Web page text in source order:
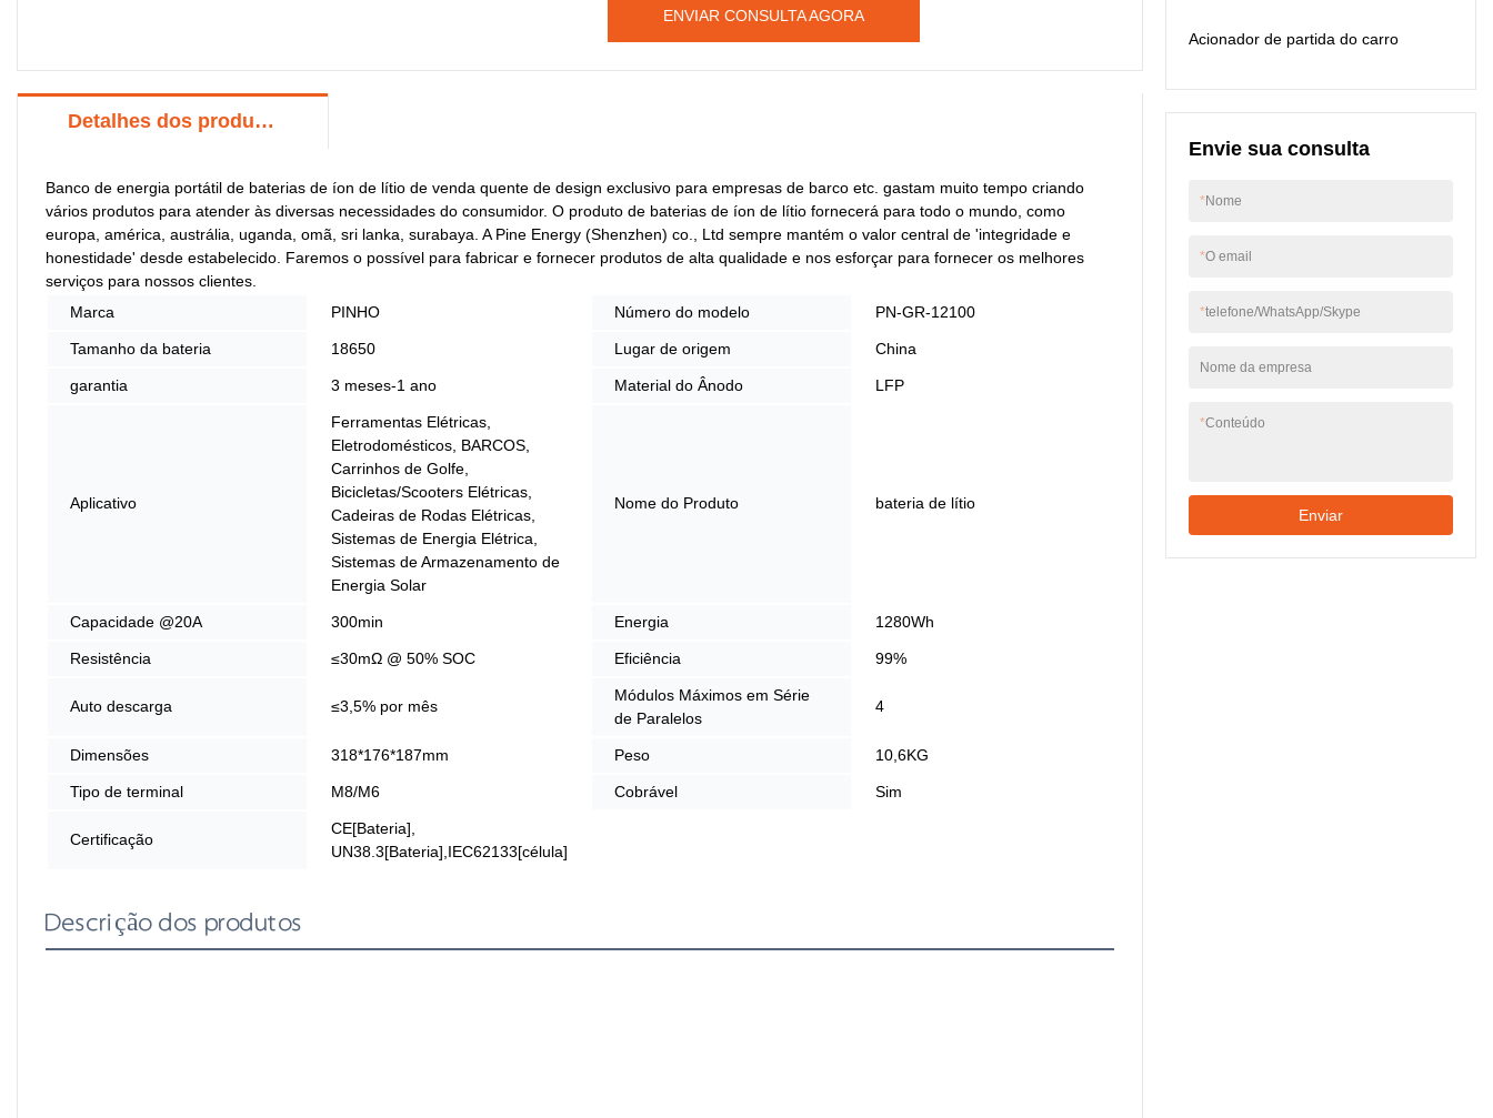
ENVIAR CONSULTA AGORA
Detalhes dos produtos
Banco de energia portátil de baterias de íon de lítio de venda quente de design exclusivo para empresas de barco etc. gastam muito tempo criando
vários produtos para atender às diversas necessidades do consumidor. O produto de baterias de íon de lítio fornecerá para todo o mundo, como
europa, américa, austrália, uganda, omã, sri lanka, surabaya. A Pine Energy (Shenzhen) co., Ltd sempre mantém o valor central de 'integridade e
honestidade' desde estabelecido. Faremos o possível para fabricar e fornecer produtos de alta qualidade e nos esforçar para fornecer os melhores
serviços para nossos clientes.
Marca
PINHO Número do modelo PN-GR-12100
Tamanho da bateria 18650 Lugar de origem China
garantia 3 meses-1 ano Material do Ânodo LFP
Aplicativo
Ferramentas Elétricas,
Eletrodomésticos, BARCOS,
Carrinhos de Golfe,
Bicicletas/Scooters Elétricas,
Cadeiras de Rodas Elétricas,
Sistemas de Energia Elétrica,
Sistemas de Armazenamento de
Energia Solar
Nome do Produto bateria de lítio
Capacidade @20A 300min Energia 1280Wh
Resistência ≤30mΩ @ 50% SOC Eficiência 99%
Auto descarga ≤3,5% por mês
Módulos Máximos em Série
de Paralelos
4
Dimensões 318*176*187mm Peso 10,6KG
Tipo de terminal M8/M6 Cobrável Sim
Certificação
CE[Bateria],
UN38.3[Bateria],IEC62133[célula]
Descrição dos produtos
particularmente útil.
Acionador de partida do carro
Envie sua consulta
*Nome
*O email
*telefone/WhatsApp/Skype
Nome da empresa
*Conteúdo
Enviar